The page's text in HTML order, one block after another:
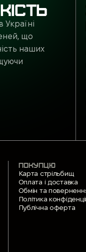
що
наших
ПОКУПЦЮ
Карта стрільбищ
Оплата і доставка
Обмін та
Політика
Публічна оферта